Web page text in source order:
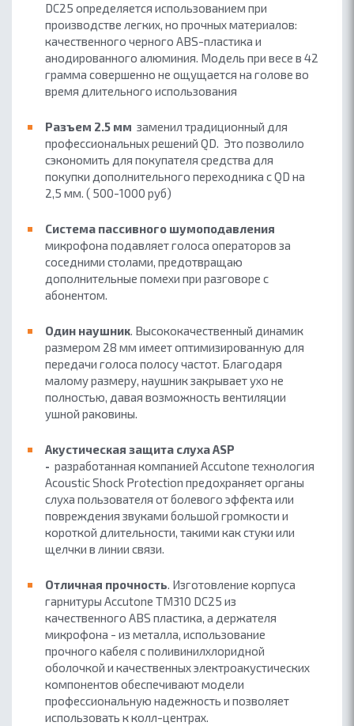
DC25 определяется использованием при
производстве легких, но прочных материалов:
качественного черного ABS-пластика и
анодированного алюминия. Модель при весе в 42
грамма совершенно не ощущается на голове во
время длительного использования
Разъем 2.5 мм заменил традиционный для
профессиональных решений QD. Это позволило
сэкономить для покупателя средства для
покупки дополнительного переходника с QD на
2,5 мм. ( 500-1000 руб)
Система пассивного шумоподавления
микрофона подавляет голоса операторов за
соседними столами, предотвращаю
дополнительные помехи при разговоре с
абонентом.
Один наушник. Высококачественный динамик
размером 28 мм имеет оптимизированную для
передачи голоса полосу частот. Благодаря
малому размеру, наушник закрывает ухо не
полностью, давая возможность вентиляции
ушной раковины.
Акустическая защита слуха ASP
- разработанная компанией Accutone технология
Acoustic Shock Protection предохраняет органы
слуха пользователя от болевого эффекта или
повреждения звуками большой громкости и
короткой длительности, такими как стуки или
щелчки в линии связи.
Отличная прочность. Изготовление корпуса
гарнитуры Accutone TM310 DC25 из
качественного ABS пластика, а держателя
микрофона - из металла, использование
прочного кабеля с поливинилхлоридной
оболочкой и качественных электроакустических
компонентов обеспечивают модели
профессиональную надежность и позволяет
использовать к колл-центрах.